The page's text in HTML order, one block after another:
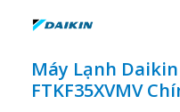
Máy Lạnh
FTKF35XVMV